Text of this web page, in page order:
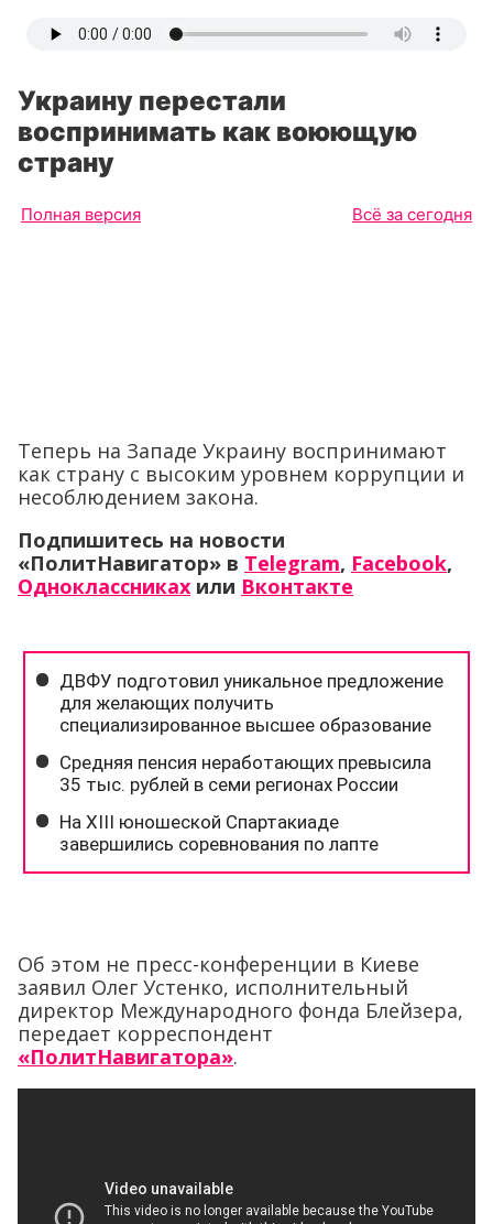
Украину перестали
воспринимать как воюющую
страну
Полная версия Всё за сегодня
Теперь на Западе Украину воспринимают
как страну с высоким уровнем коррупции и
несоблюдением закона.
Подпишитесь на новости
«ПолитНавигатор» в Telegram, Facebook,
Одноклассниках или Вконтакте
Об этом не пресс-конференции в Киеве
заявил Олег Устенко, исполнительный
директор Международного фонда Блейзера,
передает корреспондент
«ПолитНавигатора».